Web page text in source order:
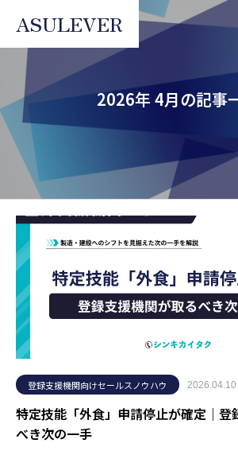
ASULEVER
2026年 4月の記事
登録支援機関向けセールスノウハウ 2026.04.10
特定技能「外食」申請停止が確定｜登
べき次の一手